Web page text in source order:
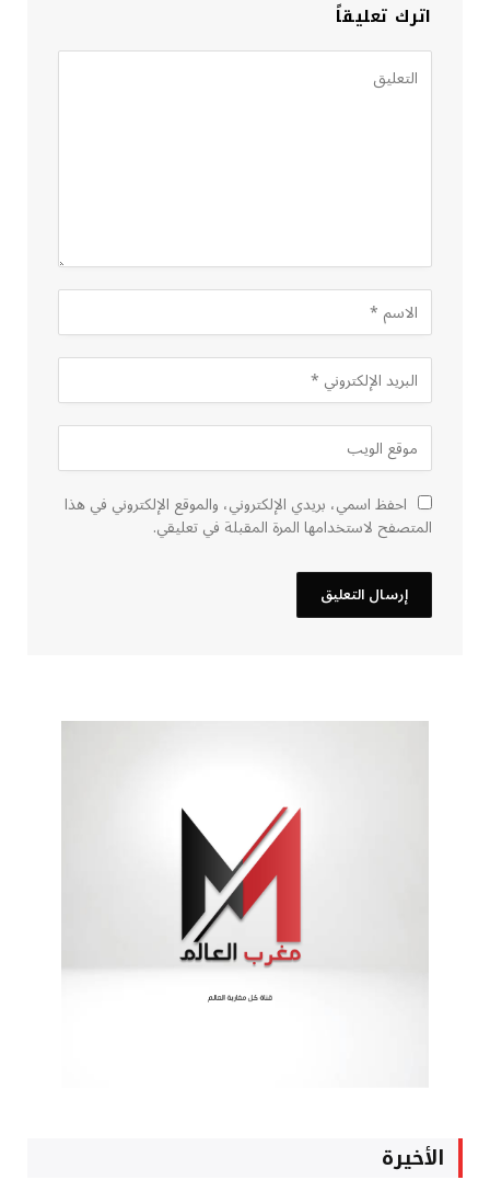
اترك تعليقاً
احفظ اسمي، بريدي الإلكتروني، والموقع الإلكتروني في هذا
المتصفح لاستخدامها المرة المقبلة في تعليقي.
الأخيرة